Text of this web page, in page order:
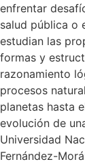
enfrentar
salud pública o
estudian las
formas y
razonamiento
procesos
planetas hasta
evolución de
Universidad
Fernández-